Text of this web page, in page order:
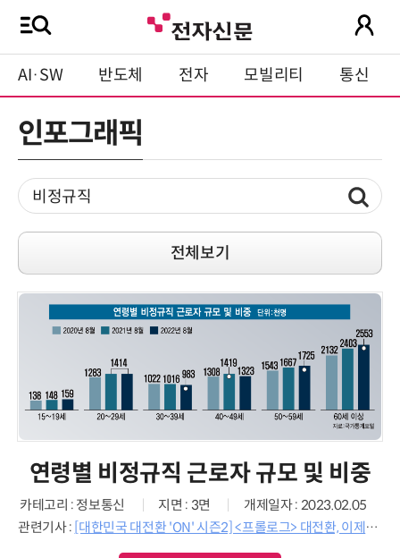
AI·SW 반도체 전자 모빌리티 통신
인포그래픽
전체보기
연령별 비정규직 근로자 규모 및 비중
카테고리 : 정보통신 지면 : 3면
개제일자 : 2023.02.05
관련기사 : [대한민국 대전환 'ON' 시즌2] <프롤로그> 대전환, 이제는 '실천'이다